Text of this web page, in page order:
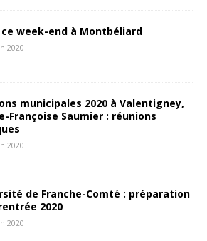
week-end à Montbéliard
2020
municipales 2020 à Valentigney,
Françoise Saumier : réunions
2020
de Franche-Comté : préparation
2020
2020